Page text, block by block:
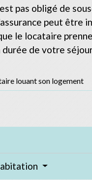
pas obligé de
peut
le locataire
de votre
louant son logement